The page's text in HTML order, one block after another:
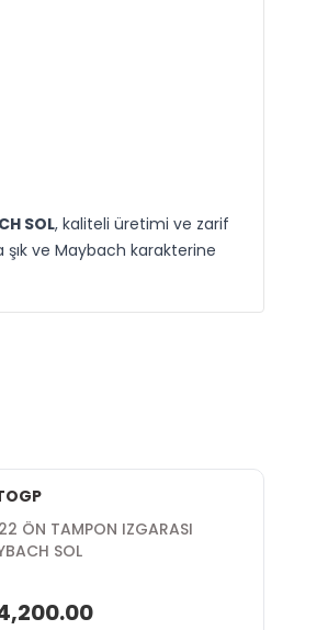
SOL, kaliteli üretimi ve zarif
ve Maybach karakterine
ÖN TAMPON IZGARASI
SOL